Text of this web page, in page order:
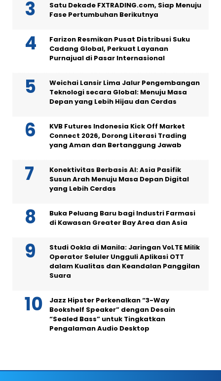
Satu Dekade FXTRADING.com, Siap Menuju
Fase Pertumbuhan Berikutnya
Farizon Resmikan Pusat Distribusi Suku
Cadang Global, Perkuat Layanan
Purnajual di Pasar Internasional
Weichai Lansir Lima Jalur Pengembangan
Teknologi secara Global: Menuju Masa
Depan yang Lebih Hijau dan Cerdas
KVB Futures Indonesia Kick Off Market
Connect 2026, Dorong Literasi Trading
yang Aman dan Bertanggung Jawab
Konektivitas Berbasis AI: Asia Pasifik
Susun Arah Menuju Masa Depan Digital
yang Lebih Cerdas
Buka Peluang Baru bagi Industri Farmasi
di Kawasan Greater Bay Area dan Asia
Studi Ookla di Manila: Jaringan VoLTE Milik
Operator Seluler Ungguli Aplikasi OTT
dalam Kualitas dan Keandalan Panggilan
Suara
Jazz Hipster Perkenalkan “3-Way
Bookshelf Speaker” dengan Desain
“Sealed Bass” untuk Tingkatkan
Pengalaman Audio Desktop